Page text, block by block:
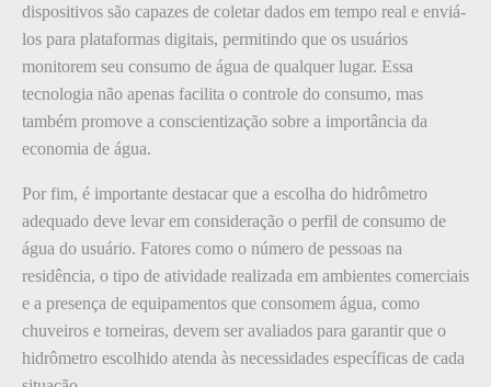
dispositivos são capazes de coletar dados em tempo real e enviá-
los para plataformas digitais, permitindo que os usuários
monitorem seu consumo de água de qualquer lugar. Essa
tecnologia não apenas facilita o controle do consumo, mas
também promove a conscientização sobre a importância da
economia de água.
Por fim, é importante destacar que a escolha do hidrômetro
adequado deve levar em consideração o perfil de consumo de
água do usuário. Fatores como o número de pessoas na
residência, o tipo de atividade realizada em ambientes comerciais
e a presença de equipamentos que consomem água, como
chuveiros e torneiras, devem ser avaliados para garantir que o
hidrômetro escolhido atenda às necessidades específicas de cada